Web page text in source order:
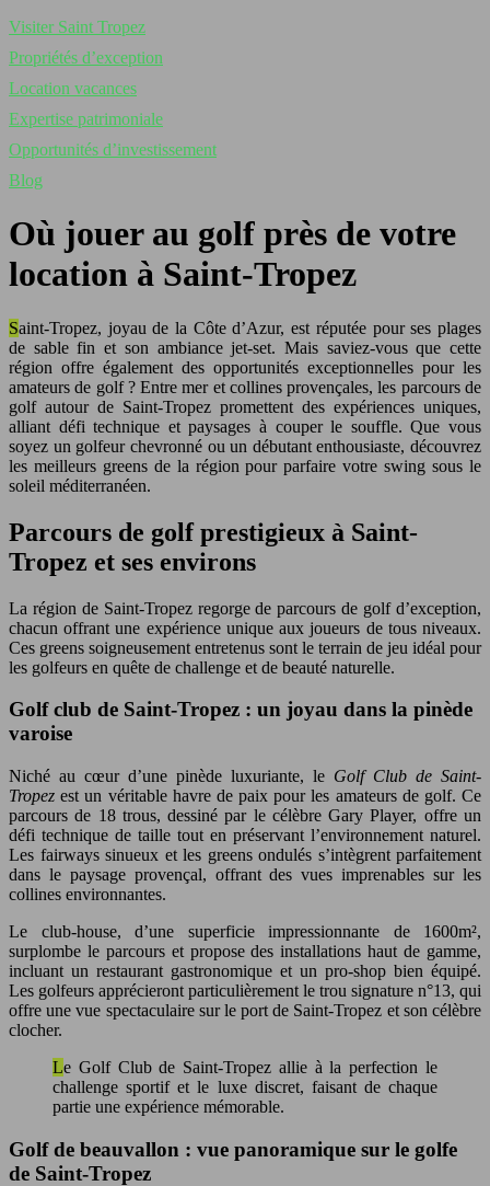
Visiter Saint Tropez
Propriétés d’exception
Location vacances
Expertise patrimoniale
Opportunités d’investissement
Blog
Où jouer au golf près de votre
location à Saint-Tropez
Saint-Tropez, joyau de la Côte d’Azur, est réputée pour ses plages
de sable fin et son ambiance jet-set. Mais saviez-vous que cette
région offre également des opportunités exceptionnelles pour les
amateurs de golf ? Entre mer et collines provençales, les parcours de
golf autour de Saint-Tropez promettent des expériences uniques,
alliant défi technique et paysages à couper le souffle. Que vous
soyez un golfeur chevronné ou un débutant enthousiaste, découvrez
les meilleurs greens de la région pour parfaire votre swing sous le
soleil méditerranéen.
Parcours de golf prestigieux à Saint-
Tropez et ses environs
La région de Saint-Tropez regorge de parcours de golf d’exception,
chacun offrant une expérience unique aux joueurs de tous niveaux.
Ces greens soigneusement entretenus sont le terrain de jeu idéal pour
les golfeurs en quête de challenge et de beauté naturelle.
Golf club de Saint-Tropez : un joyau dans la pinède
varoise
Niché au cœur d’une pinède luxuriante, le Golf Club de Saint-
Tropezest un véritable havre de paix pour les amateurs de golf. Ce
parcours de 18 trous, dessiné par le célèbre Gary Player, offre un
défi technique de taille tout en préservant l’environnement naturel.
Les fairways sinueux et les greens ondulés s’intègrent parfaitement
dans le paysage provençal, offrant des vues imprenables sur les
collines environnantes.
Le club-house, d’une superficie impressionnante de 1600m²,
surplombe le parcours et propose des installations haut de gamme,
incluant un restaurant gastronomique et un pro-shop bien équipé.
Les golfeurs apprécieront particulièrement le trou signature n°13, qui
offre une vue spectaculaire sur le port de Saint-Tropez et son célèbre
clocher.
Le Golf Club de Saint-Tropez allie à la perfection le
challenge sportif et le luxe discret, faisant de chaque
partie une expérience mémorable.
Golf de beauvallon : vue panoramique sur le golfe
de Saint-Tropez